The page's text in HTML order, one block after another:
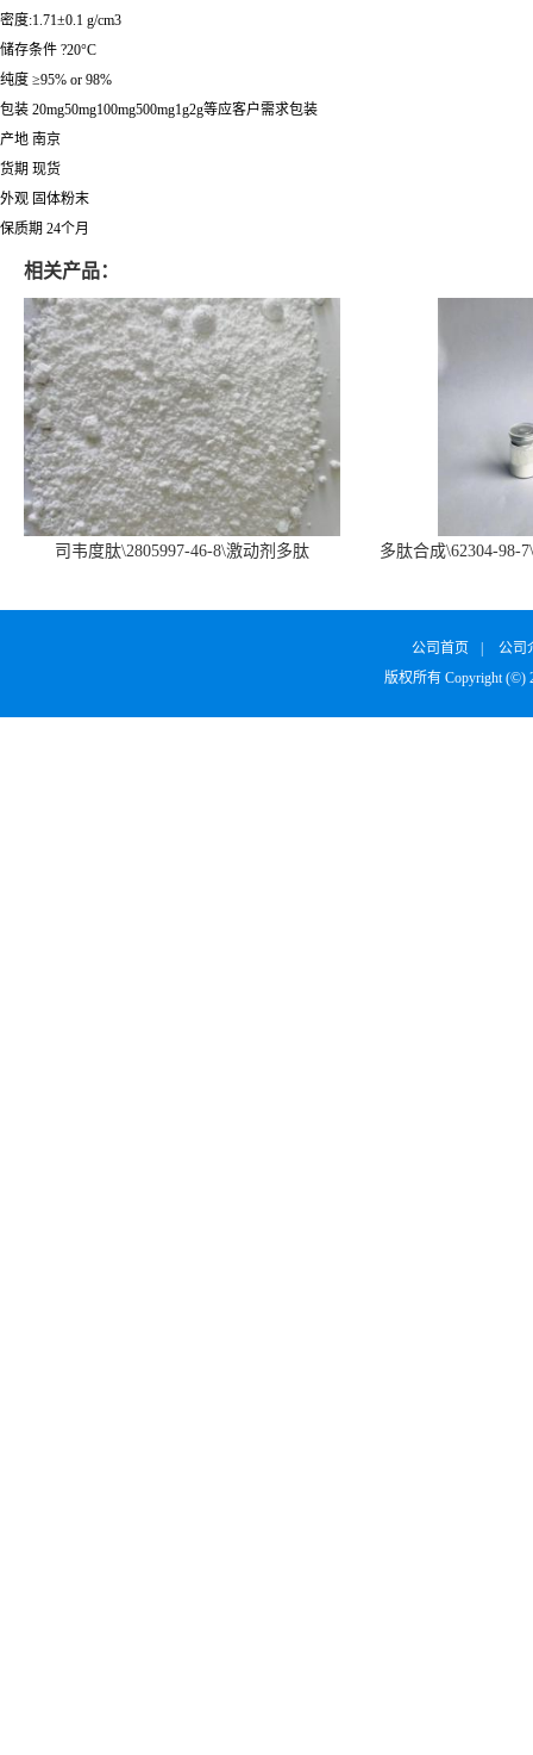
密度:1.71±0.1 g/cm3
储存条件 ?20°C
纯度 ≥95% or 98%
包装 20mg50mg100mg500mg1g2g等应客户需求包装
产地 南京
货期 现货
外观 固体粉末
保质期 24个月
相关产品：
司韦度肽\2805997-46-8\激动剂多肽
多肽合成\62304-98-
公司首页
公司
版权所有 Copyright (©)